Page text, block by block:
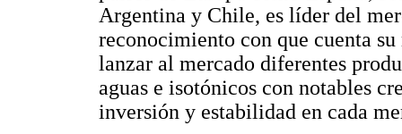
Argentina y Chile, es líder del
reconocimiento con que cuenta
lanzar al mercado diferentes
aguas e isotónicos con notables
inversión y estabilidad en cada